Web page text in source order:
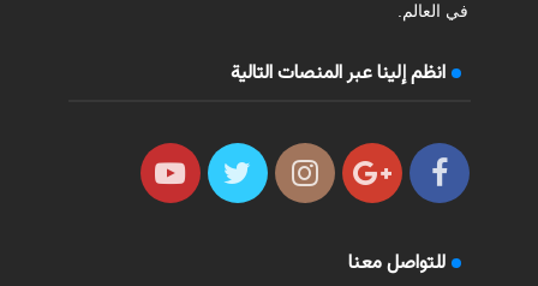
في العالم.
انظم إلينا عبر المنصات التالية
للتواصل معنا